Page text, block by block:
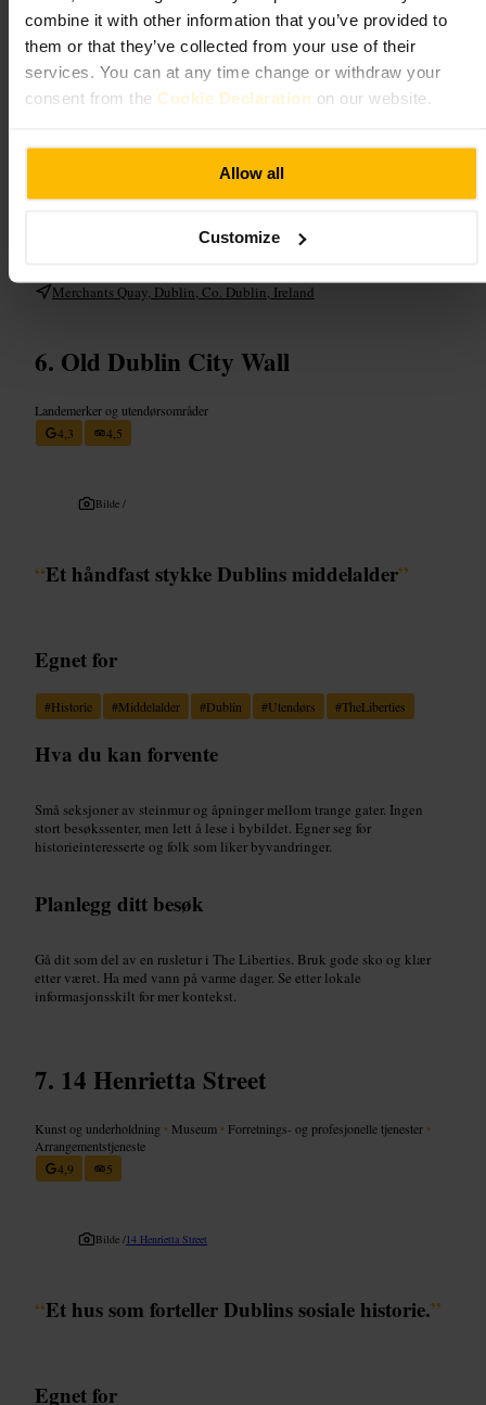
combine it with other information that you’ve provided to
them or that they’ve collected from your use of their
services. You can at any time change or withdraw your
consent from the Cookie Declaration on our website.
Allow all
Customize
Du får en nærstudie av steinmuring og arkitekturfragmenter, plassert
rett ved kaien. Det er ingen stor attraksjon med guidet omvisning, men
stedet gir kontekst til Dublin sentrum og fungerer som et godt
fotostopp mellom større severdigheter.
Start fra sentrum og ta en rolig spasertur langs quays. Ta med kamera
og gode sko, området har smale fortau. Kombiner besøket med
Merchants Quay, Dublin, Co. Dublin, Ireland
Old Dublin City Wall
Landemerker og utendørsområder
4,3
4,5
Bilde /
“Et håndfast stykke Dublins middelalder”
Egnet for
#Historie #Middelalder #Dublin #Utendørs #TheLiberties
Hva du kan forvente
Små seksjoner av steinmur og åpninger mellom trange gater. Ingen
stort besøkssenter, men lett å lese i bybildet. Egner seg for
historieinteresserte og folk som liker byvandringer.
Planlegg ditt besøk
Gå dit som del av en rusletur i The Liberties. Bruk gode sko og klær
etter været. Ha med vann på varme dager. Se etter lokale
informasjonsskilt for mer kontekst.
14 Henrietta Street
Kunst og underholdning • Museum • Forretnings- og profesjonelle tjenester •
Arrangementstjeneste
4,9
5
Bilde /14 Henrietta Street
“Et hus som forteller Dublins sosiale historie.”
Egnet for